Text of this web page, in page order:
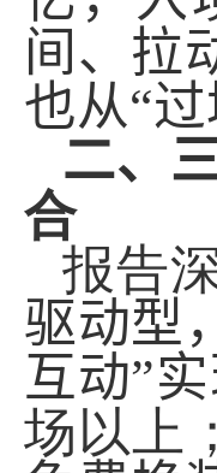
间、拉
也从“
二、
合
报告
驱动型 ，
互动”
场以上；